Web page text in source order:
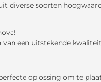
diverse soorten
een uitstekende
oplossing om te